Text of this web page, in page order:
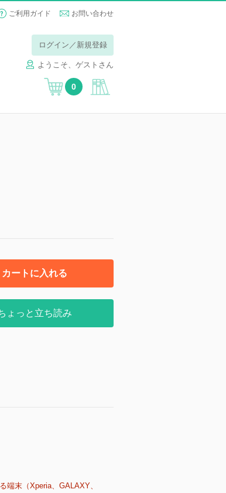
ご利用ガイド お問い合わせ
ログイン／新規登録
ようこそ、ゲストさん
0
カートに入れる
ょっと立ち読み
端末（Xperia、GALAXY、